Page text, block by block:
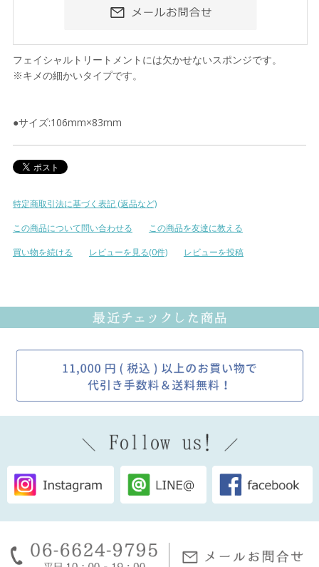
フェイシャルトリートメントには欠かせないスポンジです。
※キメの細かいタイプです。
●サイズ:106mm×83mm
特定商取引法に基づく表記 (返品など)
この商品について問い合わせる
この商品を友達に教える
買い物を続ける
レビューを見る(0件) レビューを投稿